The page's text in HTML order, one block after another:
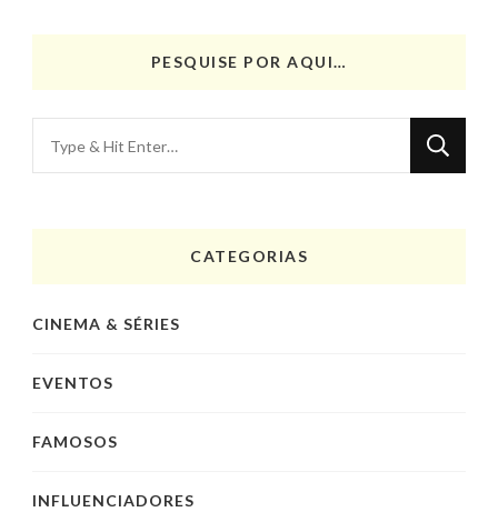
PESQUISE POR AQUI…
for
CATEGORIAS
CINEMA & SÉRIES
EVENTOS
FAMOSOS
INFLUENCIADORES